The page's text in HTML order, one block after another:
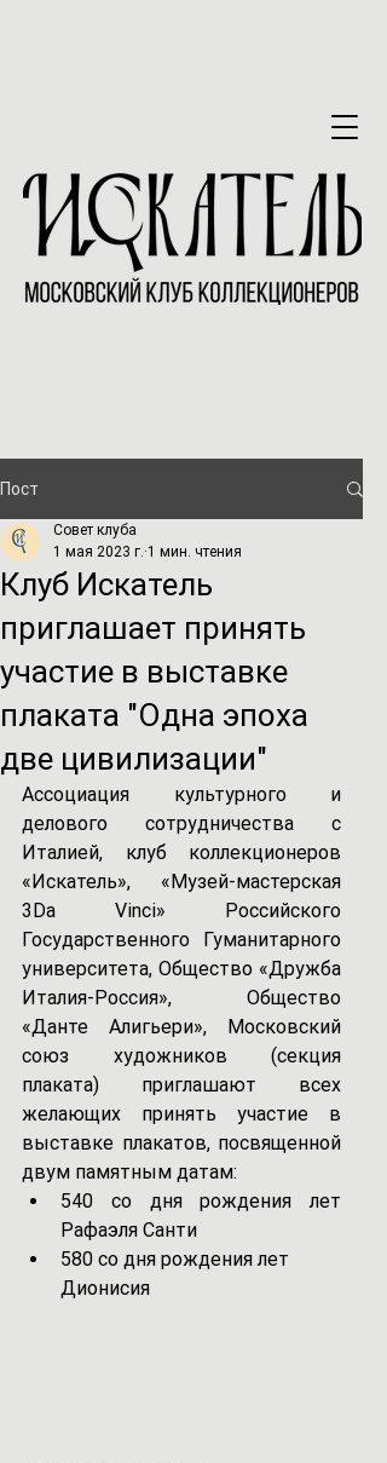
Пост
Клуб Искатель
приглашает принять
участие в выставке
плаката "Одна эпоха
две цивилизации"
Совет клуба
1 мая 2023 г. 1 мин. чтения
Ассоциация культурного и
делового сотрудничества с
Италией, клуб коллекционеров
«Искатель», «Музей-мастерская
3Da Vinci» Российского
Государственного Гуманитарного
университета, Общество «Дружба
Италия-Россия», Общество
«Данте Алигьери», Московский
союз художников (cекция
плаката) приглашают всех
желающих принять участие в
выставке плакатов, посвященной
двум памятным датам:
540 со дня рождения лет
Рафаэля Санти
580 со дня рождения лет
Дионисия